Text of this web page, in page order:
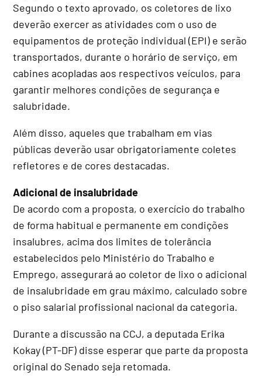
Segundo o texto aprovado, os coletores de lixo
deverão exercer as atividades com o uso de
equipamentos de proteção individual (EPI) e serão
transportados, durante o horário de serviço, em
cabines acopladas aos respectivos veículos, para
garantir melhores condições de segurança e
salubridade.
Além disso, aqueles que trabalham em vias
públicas deverão usar obrigatoriamente coletes
refletores e de cores destacadas.
Adicional de insalubridade
De acordo com a proposta, o exercício do trabalho
de forma habitual e permanente em condições
insalubres, acima dos limites de tolerância
estabelecidos pelo Ministério do Trabalho e
Emprego, assegurará ao coletor de lixo o adicional
de insalubridade em grau máximo, calculado sobre
o piso salarial profissional nacional da categoria.
Durante a discussão na CCJ, a deputada Erika
Kokay (PT-DF) disse esperar que parte da proposta
original do Senado seja retomada.